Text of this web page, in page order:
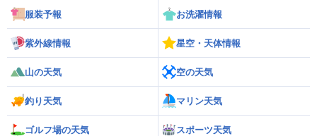
服装予報 お洗濯情報
紫外線情報 星空・天体情報
山の天気 空の天気
釣り天気 マリン天気
ゴルフ場の天気 スポーツ天気